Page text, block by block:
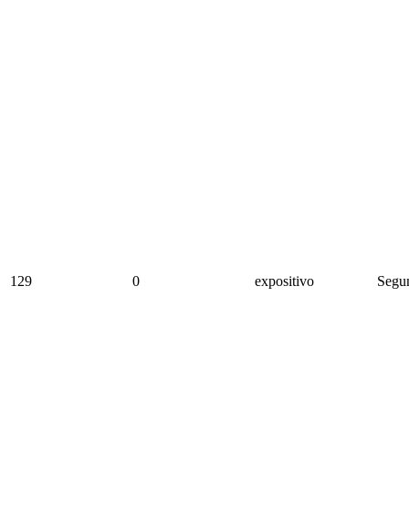
129 0 expositivo